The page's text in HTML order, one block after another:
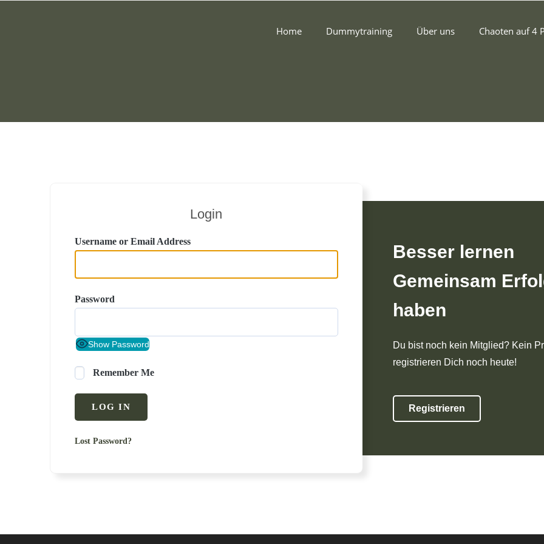
Home Dummytraining Über uns Chaoten auf 4
Login
Username or Email Address
Password
Show Password
Remember Me
Lost Password?
Besser lernen
Gemeinsam
haben
Du bist noch kein Mitglied? Kein
registrieren Dich noch heute!
Registrieren